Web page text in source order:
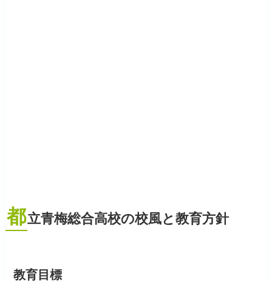
都立青梅総合高校の校風と教育方針
教育目標